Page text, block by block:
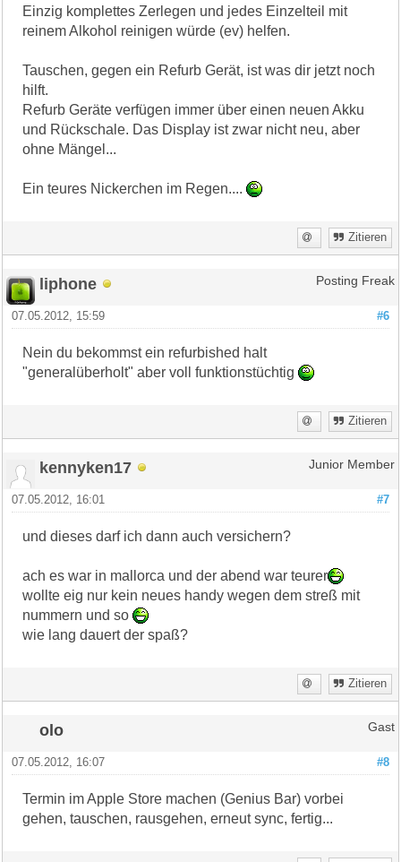
Einzig komplettes Zerlegen und jedes Einzelteil mit
reinem Alkohol reinigen würde (ev) helfen.
Tauschen, gegen ein Refurb Gerät, ist was dir jetzt noch
hilft.
Refurb Geräte verfügen immer über einen neuen Akku
und Rückschale. Das Display ist zwar nicht neu, aber
ohne Mängel...
Ein teures Nickerchen im Regen....
Zitieren
liphone Posting Freak
#6
07.05.2012, 15:59
Nein du bekommst ein refurbished halt
"generalüberholt" aber voll funktionstüchtig
Zitieren
kennyken17 Junior Member
#7
07.05.2012, 16:01
und dieses darf ich dann auch versichern?
ach es war in mallorca und der abend war teurer
wollte eig nur kein neues handy wegen dem streß mit
nummern und so
wie lang dauert der spaß?
Zitieren
olo Gast
#8
07.05.2012, 16:07
Termin im Apple Store machen (Genius Bar) vorbei
gehen, tauschen, rausgehen, erneut sync, fertig...